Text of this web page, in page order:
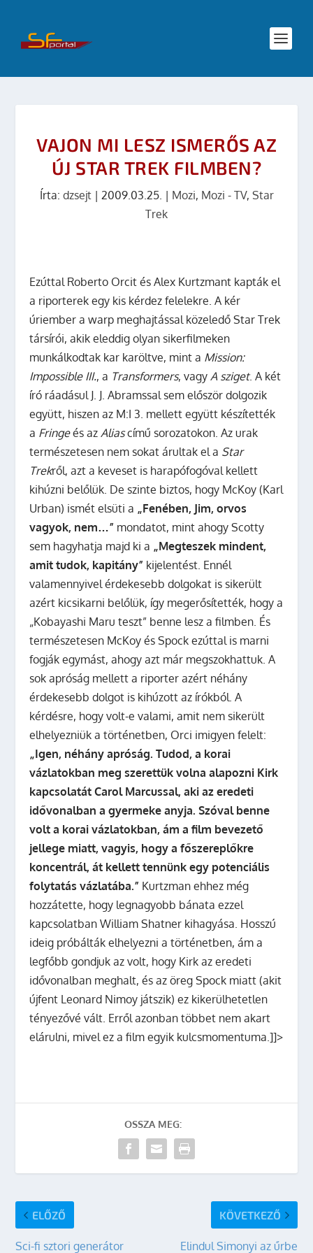
VAJON MI LESZ ISMERŐS AZ
ÚJ STAR TREK FILMBEN?
Írta: dzsejt| 2009.03.25. | Mozi, Mozi - TV, Star
Trek
Ezúttal Roberto Orcit és Alex Kurtzmant kapták el
a riporterek egy kis kérdez felelekre. A kér
úriember a warp meghajtással közeledő Star Trek
társírói, akik eleddig olyan sikerfilmeken
munkálkodtak kar karöltve, mint a Mission:
Impossible III., a Transformers, vagyA sziget. A két
író ráadásul J. J. Abramssal sem először dolgozik
együtt, hiszen az M:I 3. mellett együtt készítették
a Fringeés azAliascímű sorozatokon. Az urak
természetesen nem sokat árultak el a Star
Trekről, azt a keveset is harapófogóval kellett
kihúzni belőlük. De szinte biztos, hogy McKoy (Karl
Urban) ismét elsüti a „Fenében, Jim, orvos
vagyok, nem…” mondatot, mint ahogy Scotty
sem hagyhatja majd ki a „Megteszek mindent,
amit tudok, kapitány” kijelentést. Ennél
valamennyivel érdekesebb dolgokat is sikerült
azért kicsikarni belőlük, így megerősítették, hogy a
„Kobayashi Maru teszt” benne lesz a filmben. És
természetesen McKoy és Spock ezúttal is marni
fogják egymást, ahogy azt már megszokhattuk. A
sok apróság mellett a riporter azért néhány
érdekesebb dolgot is kihúzott az írókból. A
kérdésre, hogy volt-e valami, amit nem sikerült
elhelyezniük a történetben, Orci imigyen felelt:
„Igen, néhány apróság. Tudod, a korai
vázlatokban meg szerettük volna alapozni Kirk
kapcsolatát Carol Marcussal, aki az eredeti
idővonalban a gyermeke anyja. Szóval benne
volt a korai vázlatokban, ám a film bevezető
jellege miatt, vagyis, hogy a főszereplőkre
koncentrál, át kellett tennünk egy potenciális
folytatás vázlatába.” Kurtzman ehhez még
hozzátette, hogy legnagyobb bánata ezzel
kapcsolatban William Shatner kihagyása. Hosszú
ideig próbálták elhelyezni a történetben, ám a
legfőbb gondjuk az volt, hogy Kirk az eredeti
idővonalban meghalt, és az öreg Spock miatt (akit
újfent Leonard Nimoy játszik) ez kikerülhetetlen
tényezővé vált. Erről azonban többet nem akart
elárulni, mivel ez a film egyik kulcsmomentuma.]]>
OSSZA MEG:
ELŐZŐ
Sci-fi sztori generátor
KÖVETKEZŐ
Elindul Simonyi az űrbe